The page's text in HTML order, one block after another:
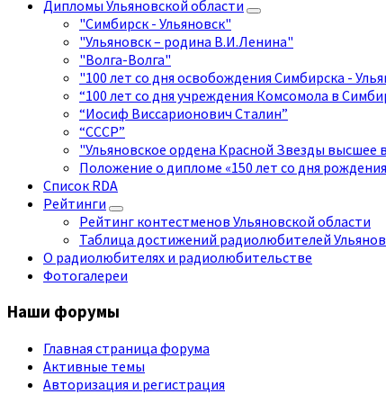
Дипломы Ульяновской области
"Симбирск - Ульяновск"
"Ульяновск – родина В.И.Ленина"
"Волга-Волга"
"100 лет со дня освобождения Симбирска -
“100 лет со дня учреждения Комсомола в
“Иосиф Виссарионович Сталин”
“СССР”
"Ульяновское ордена Красной Звезды
Положение о дипломе «150 лет со дня
Список RDA
Рейтинги
Рейтинг контестменов Ульяновской области
Таблица достижений радиолюбителей
О радиолюбителях и радиолюбительстве
Фотогалереи
Наши форумы
Главная страница форума
Активные темы
Авторизация и регистрация